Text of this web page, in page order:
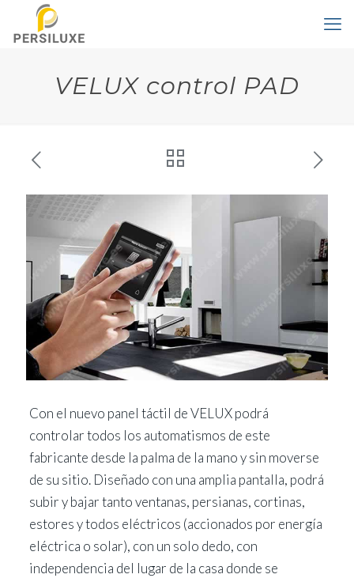
VELUX control PAD
Con el nuevo panel táctil de VELUX podrá
controlar todos los automatismos de este
fabricante desde la palma de la mano y sin moverse
de su sitio. Diseñado con una amplia pantalla, podrá
subir y bajar tanto ventanas, persianas, cortinas,
estores y todos eléctricos (accionados por energía
eléctrica o solar), con un solo dedo, con
independencia del lugar de la casa donde se